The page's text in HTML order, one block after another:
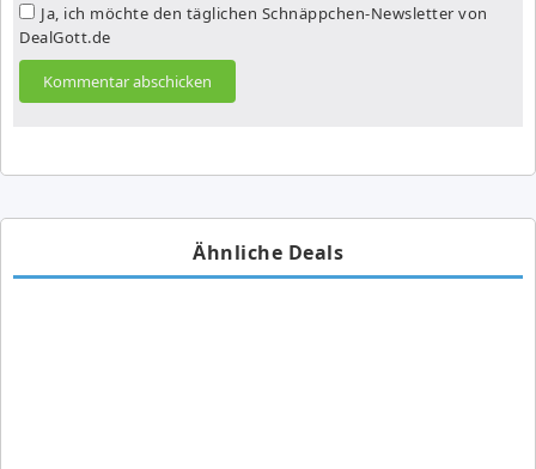
Ja, ich möchte den täglichen Schnäppchen-Newsletter von
DealGott.de
Ähnliche Deals